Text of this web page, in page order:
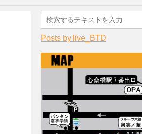
Posts by live_BTD